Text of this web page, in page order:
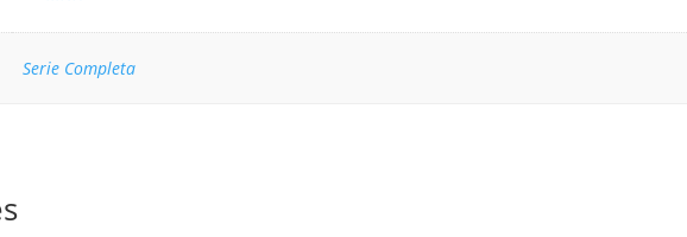
Serie Completa